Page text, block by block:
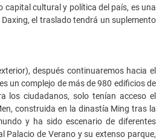
capital cultural y política del país, es una
el traslado tendrá un suplemento
después continuaremos hacia el
un complejo de más de 980 edificios de
ciudadanos, solo tenían acceso el
construida en la dinastía Ming tras la
y ha sido escenario de diferentes
de Verano y su extenso parque,